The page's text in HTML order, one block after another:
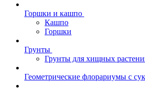
Горшки и кашпо
Кашпо
Горшки
Грунты
Грунты для хищных
Геометрические флорариумы с